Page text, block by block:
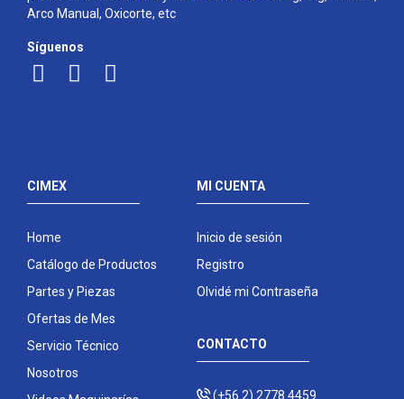
Arco Manual, Oxicorte, etc
Síguenos
CIMEX
Home
Catálogo de Productos
Partes y Piezas
Ofertas de Mes
Servicio Técnico
Nosotros
MI CUENTA
Inicio de sesión
Registro
Olvidé mi Contraseña
CONTACTO
(+56 2) 2778 4459